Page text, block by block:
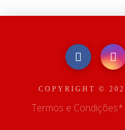
COPYRIGHT ©
Termos e Condições*